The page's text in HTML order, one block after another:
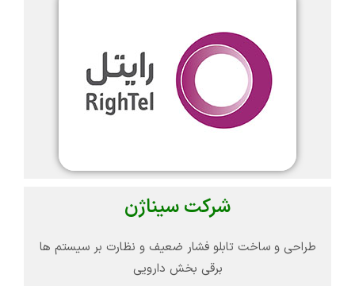
شرکت سیناژن
طراحی و ساخت تابلو فشار ضعیف و نظارت بر سیستم ها
برقی بخش دارویی